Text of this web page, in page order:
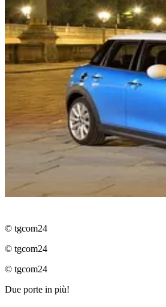
© tgcom24
© tgcom24
© tgcom24
Due porte in più!